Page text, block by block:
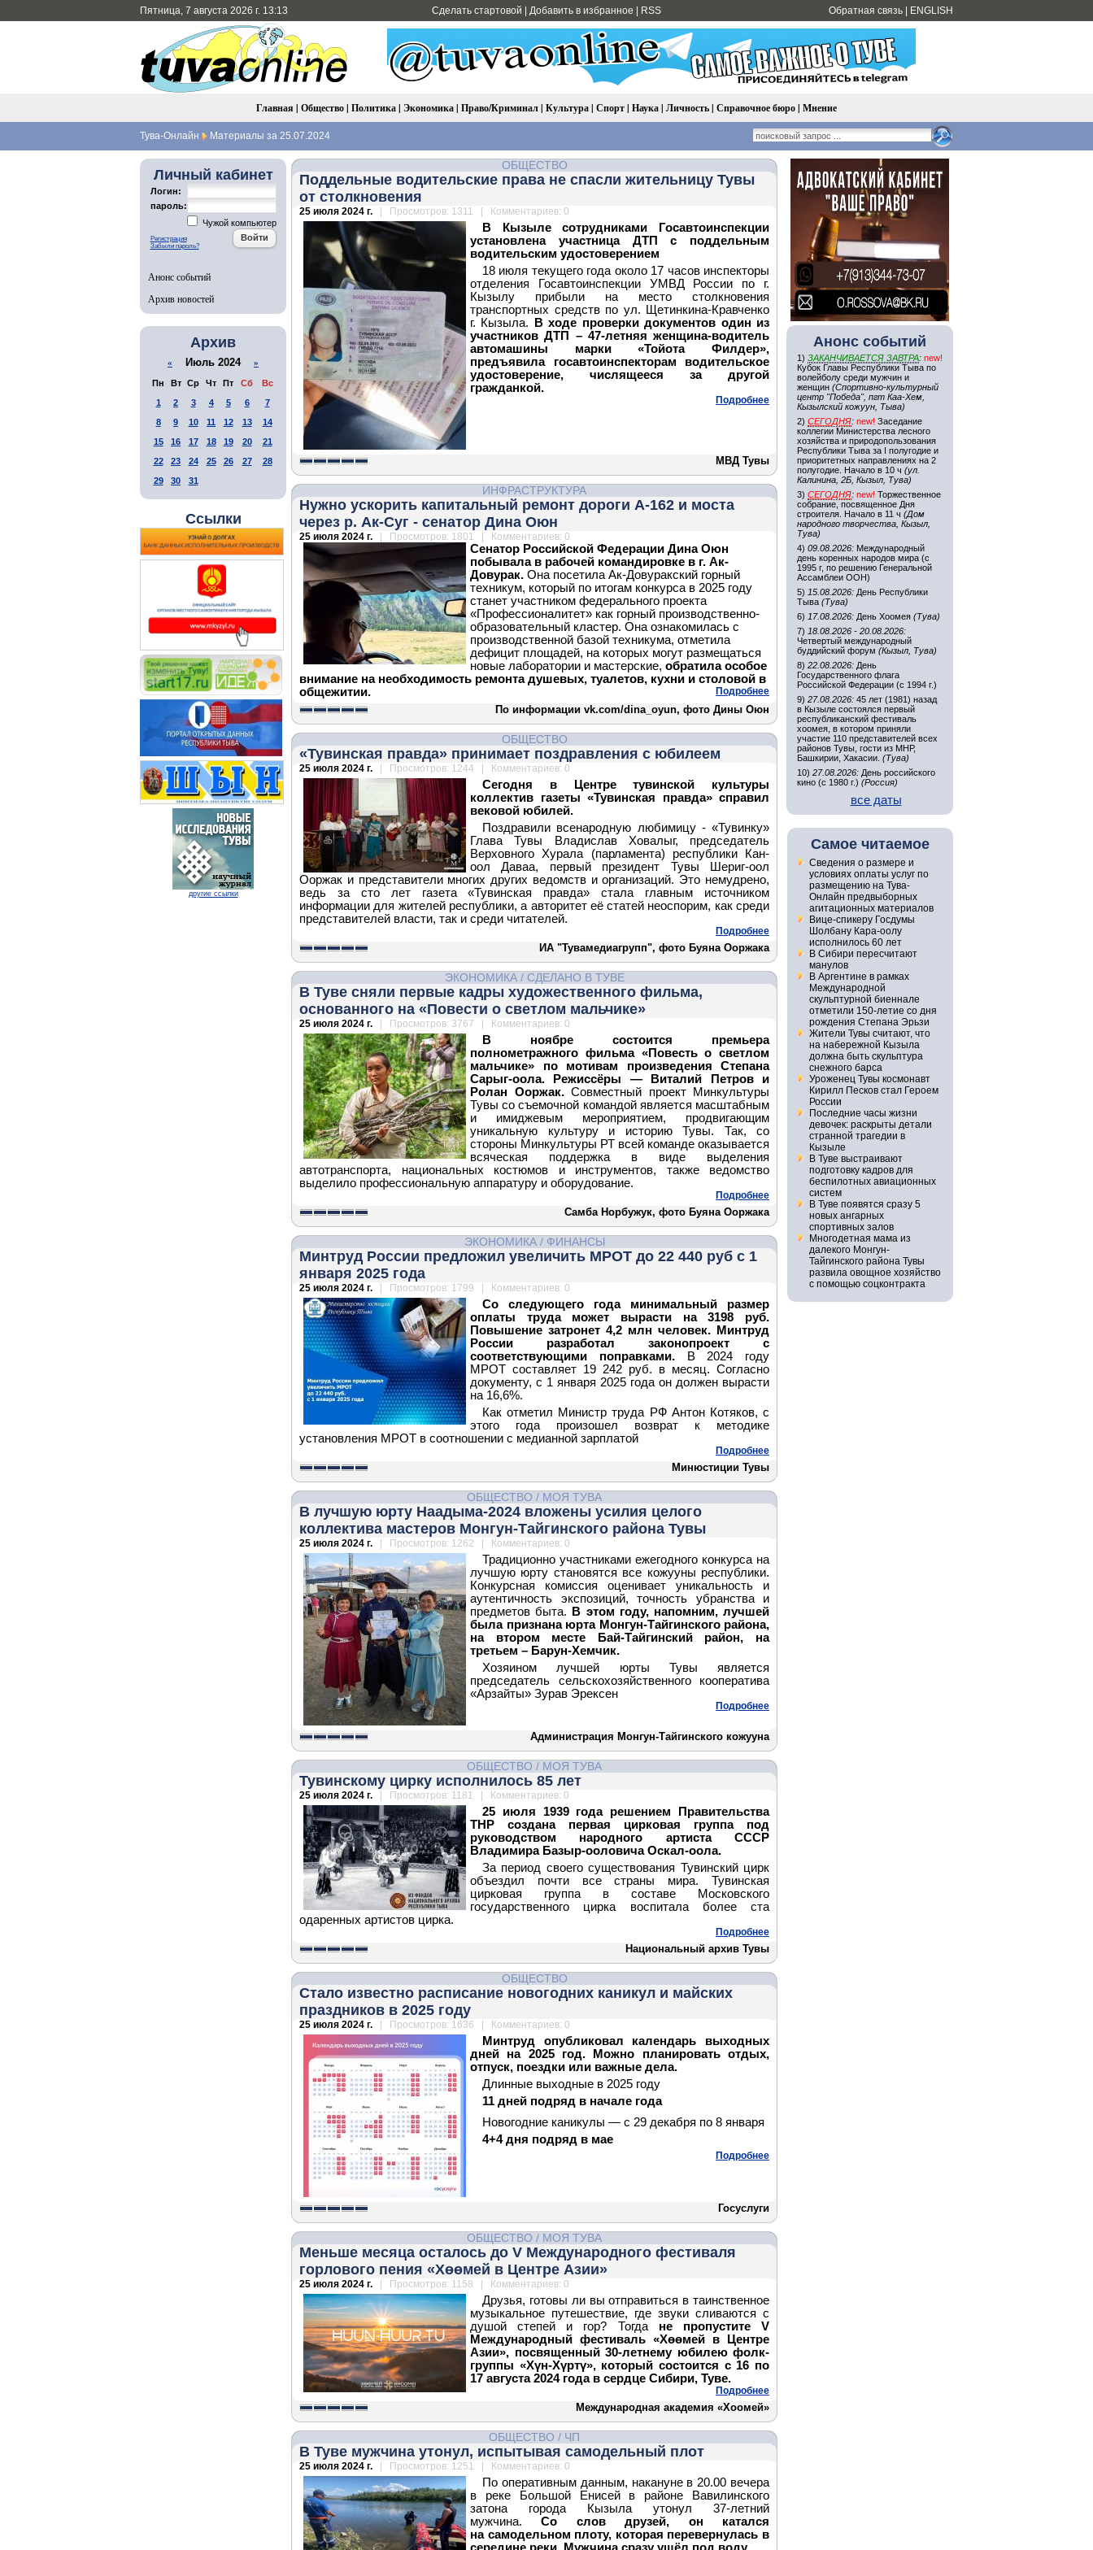
Пятница, 7 августа 2026 г. 13:13 Сделать стартовой Добавить в избранное RSS Обратная связь ENGLISH
Главная | Общество| Политика| Экономика| Право/Криминал| Культура| Спорт| Наука| Личность| Справочное бюро| Мнение
Тува-Онлайн Материалы за 25.07.2024
Личный кабинет
Логин:
пароль:
Чужой компьютер
Регистрация
Забыли пароль?
Анонс событий
Архив новостей
Архив
« Июль 2024 »
Пн Вт Ср Чт Пт Сб
Вс
1
2 3 4 5 6
7
8
9 10 11 12 13
14
15
16 17 18 19 20
21
22
23 24 25 26 27
28
29
30 31
Ссылки
другие ссылки
ОБЩЕСТВО
Поддельные водительские права не спасли жительницу Тувы
от столкновения
25 июля 2024 г. | Просмотров: 1311 | Комментариев: 0
В Кызыле сотрудниками Госавтоинспекции
установлена участница ДТП с поддельным
водительским удостоверением
18 июля текущего года около 17 часов инспекторы
отделения Госавтоинспекции УМВД России по г.
Кызылу прибыли на место столкновения
транспортных средств по ул. Щетинкина-Кравченко
г. Кызыла.
В ходе проверки документов один из
участников ДТП – 47-летняя женщина-водитель
автомашины марки «Тойота Филдер»,
предъявила госавтоинспекторам водительское
удостоверение, числящееся за другой
гражданкой.
Подробнее
МВД Тувы
ИНФРАСТРУКТУРА
Нужно ускорить капитальный ремонт дороги А-162 и моста
через р. Ак-Суг - сенатор Дина Оюн
25 июля 2024 г. | Просмотров: 1801 | Комментариев: 0
Сенатор Российской Федерации Дина Оюн
побывала в рабочей командировке в г. Ак-
Довурак. Она посетила Ак-Довуракский горный
техникум, который по итогам конкурса в 2025 году
станет участником федерального проекта
«Профессионалитет» как горный производственно-
образовательный кластер. Она ознакомилась с
производственной базой техникума, отметила
дефицит площадей, на которых могут размещаться
новые лаборатории и мастерские, обратила особое
внимание на необходимость ремонта душевых, туалетов, кухни и столовой в
общежитии.
Подробнее
По информации vk.com/dina_oyun, фото Дины Оюн
ОБЩЕСТВО
«Тувинская правда» принимает поздравления с юбилеем
25 июля 2024 г. | Просмотров: 1244 | Комментариев: 0
Сегодня в Центре тувинской культуры
коллектив газеты «Тувинская правда» справил
вековой юбилей.
Поздравили всенародную любимицу - «Тувинку»
Глава Тувы Владислав Ховалыг, председатель
Верховного Хурала (парламента) республики Кан-
оол Даваа, первый президент Тувы Шериг-оол
Ооржак и представители многих других ведомств и организаций. Это немудрено,
ведь за сто лет газета «Тувинская правда» стала главным источником
информации для жителей республики, а авторитет её статей неоспорим, как среди
представителей власти, так и среди читателей.
Подробнее
ИА "Тувамедиагрупп", фото Буяна Ооржака
ЭКОНОМИКА/ СДЕЛАНО В ТУВЕ
В Туве сняли первые кадры художественного фильма,
основанного на «Повести о светлом мальчике»
25 июля 2024 г. | Просмотров: 3767 | Комментариев: 0
В ноябре состоится премьера
полнометражного фильма «Повесть о светлом
мальчике» по мотивам произведения Степана
Сарыг-оола. Режиссёры — Виталий Петров и
Ролан Ооржак. Совместный проект Минкультуры
Тувы со съемочной командой является масштабным
и имиджевым мероприятием, продвигающим
уникальную культуру и историю Тувы. Так, со
стороны Минкультуры РТ всей команде оказывается
всяческая поддержка в виде выделения
автотранспорта, национальных костюмов и инструментов, также ведомство
выделило профессиональную аппаратуру и оборудование.
Подробнее
Самба Норбужук, фото Буяна Ооржака
ЭКОНОМИКА/ ФИНАНСЫ
Минтруд России предложил увеличить МРОТ до 22 440 руб с 1
января 2025 года
25 июля 2024 г. | Просмотров: 1799 | Комментариев: 0
Со следующего года минимальный размер
оплаты труда может вырасти на 3198 руб.
Повышение затронет 4,2 млн человек. Минтруд
России разработал законопроект с
соответствующими поправками.
В 2024 году
МРОТ составляет 19 242 руб. в месяц. Согласно
документу, с 1 января 2025 года он должен вырасти
на 16,6%.
Как отметил Министр труда РФ Антон Котяков, с
этого года произошел возврат к методике
установления МРОТ в соотношении с медианной зарплатой
Подробнее
Минюстиции Тувы
ОБЩЕСТВО / МОЯ ТУВА
В лучшую юрту Наадыма-2024 вложены усилия целого
коллектива мастеров Монгун-Тайгинского района Тувы
25 июля 2024 г. | Просмотров: 1262 | Комментариев: 0
Традиционно участниками ежегодного конкурса на
лучшую юрту становятся все кожууны республики.
Конкурсная комиссия оценивает уникальность и
аутентичность экспозиций, точность убранства и
предметов быта.
В этом году, напомним, лучшей
была признана юрта Монгун-Тайгинского района,
на втором месте Бай-Тайгинский район, на
третьем – Барун-Хемчик.
Хозяином лучшей юрты Тувы является
председатель сельскохозяйственного кооператива
«Арзайты» Зурав Эрексен
Подробнее
Администрация Монгун-Тайгинского кожууна
ОБЩЕСТВО / МОЯ ТУВА
Тувинскому цирку исполнилось 85 лет
25 июля 2024 г. | Просмотров: 1181 | Комментариев: 0
25 июля 1939 года решением Правительства
ТНР создана первая цирковая группа под
руководством народного артиста СССР
Владимира Базыр-ооловича Оскал-оола.
За период своего существования Тувинский цирк
объездил почти все страны мира. Тувинская
цирковая группа в составе Московского
государственного цирка воспитала более ста
одаренных артистов цирка.
Подробнее
Национальный архив Тувы
ОБЩЕСТВО
Стало известно расписание новогодних каникул и майских
праздников в 2025 году
25 июля 2024 г. | Просмотров: 1636 | Комментариев: 0
Минтруд опубликовал календарь выходных
дней на 2025 год. Можно планировать отдых,
отпуск, поездки или важные дела.
Длинные выходные в 2025 году
11 дней подряд в начале года
Новогодние каникулы — с 29 декабря по 8 января
4+4 дня подряд в мае
Подробнее
Госуслуги
ОБЩЕСТВО / МОЯ ТУВА
Меньше месяца осталось до V Международного фестиваля
горлового пения «Хөөмей в Центре Азии»
25 июля 2024 г. | Просмотров: 1158 | Комментариев: 0
Друзья, готовы ли вы отправиться в таинственное
музыкальное путешествие, где звуки сливаются с
душой степей и гор? Тогда не пропустите V
Международный фестиваль «Хөөмей в Центре
Азии», посвященный 30-летнему юбилею фолк-
группы «Хүн-Хүртү», который состоится с 16 по
17 августа 2024 года в сердце Сибири, Туве.
Подробнее
Международная академия «Хоомей»
ОБЩЕСТВО / ЧП
В Туве мужчина утонул, испытывая самодельный плот
25 июля 2024 г. | Просмотров: 1251 | Комментариев: 0
По оперативным данным, накануне в 20.00 вечера
в реке Большой Енисей в районе Вавилинского
затона города Кызыла утонул 37-летний
мужчина.Со слов друзей, он катался
на самодельном плоту, которая перевернулась в
Анонс событий
1) ЗАКАНЧИВАЕТСЯ ЗАВТРА: new!
Кубок Главы Республики Тыва по
волейболу среди мужчин и
женщин (Спортивно-культурный
центр "Победа", пгт Каа-Хем,
Кызылский кожуун, Тыва)
2) СЕГОДНЯ: new! Заседание
коллегии Министерства лесного
хозяйства и природопользования
Республики Тыва за I полугодие и
приоритетных направлениях на 2
полугодие. Начало в 10 ч (ул.
Калинина, 2Б, Кызыл, Тува)
3) СЕГОДНЯ: new! Торжественное
собрание, посвященное Дня
строителя. Начало в 11 ч (Дом
народного творчества, Кызыл,
Тува)
4) 09.08.2026: Международный
день коренных народов мира (с
1995 г, по решению Генеральной
Ассамблеи ООН)
5) 15.08.2026: День Республики
Тыва (Тува)
6) 17.08.2026: День Хоомея (Тува)
7) 18.08.2026 - 20.08.2026:
Четвертый международный
буддийский форум (Кызыл, Тува)
8) 22.08.2026: День
Государственного флага
Российской Федерации (с 1994 г.)
9) 27.08.2026: 45 лет (1981) назад
в Кызыле состоялся первый
республиканский фестиваль
хоомея, в котором приняли
участие 110 представителей всех
районов Тувы, гости из МНР,
Башкирии, Хакасии. (Тува)
10) 27.08.2026: День российского
кино (с 1980 г.) (Россия)
все даты
Самое читаемое
Сведения о размере и
условиях оплаты услуг по
размещению на Тува-
Онлайн предвыборных
агитационных материалов
Вице-спикеру Госдумы
Шолбану Кара-оолу
исполнилось 60 лет
В Сибири пересчитают
манулов
В Аргентине в рамках
Международной
скульптурной биеннале
отметили 150-летие со дня
рождения Степана Эрьзи
Жители Тувы считают, что
на набережной Кызыла
должна быть скульптура
снежного барса
Уроженец Тувы космонавт
Кирилл Песков стал Героем
России
Последние часы жизни
девочек: раскрыты детали
странной трагедии в
Кызыле
В Туве выстраивают
подготовку кадров для
беспилотных авиационных
систем
В Туве появятся сразу 5
новых ангарных
спортивных залов
Многодетная мама из
далекого Монгун-
Тайгинского района Тувы
развила овощное хозяйство
с помощью соцконтракта